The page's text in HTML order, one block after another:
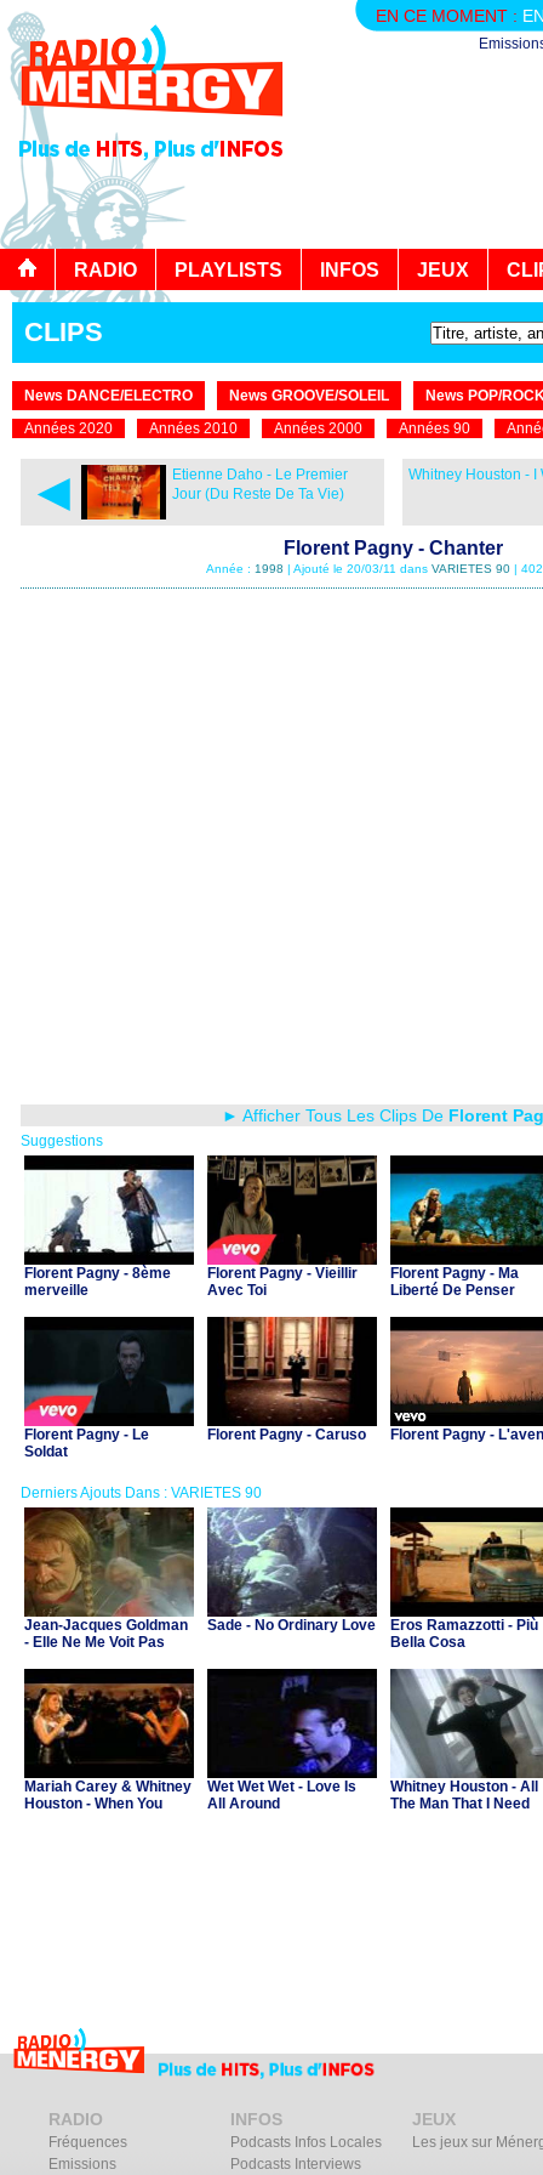
EN CE MOMENT :
RADIO PLAYLISTS INFOS JEUX
CLIPS
News DANCE/ELECTRO News GROOVE/SOLEIL
News POP/
Années 2020
Années 2010 Années 2000 Années 90
◄
Etienne Daho - Le Premier
Jour (Du Reste De Ta Vie)
Whitney Houston - I
Florent Pagny - Chanter
Année : 1998 | Ajouté le 20/03/11 dans VARIETES 90 |
► Afficher Tous Les Clips De Florent
Suggestions
Florent Pagny - 8ème
merveille
Florent Pagny - Vieillir
Avec Toi
Florent Pagny - Ma
Liberté De Penser
Florent Pagny - Le
Soldat
Florent Pagny - Caruso Florent Pagny -
Derniers Ajouts Dans : VARIETES 90
Jean-Jacques Goldman
- Elle Ne Me Voit Pas
Sade - No Ordinary Love
Eros Ramazzotti - Più
Bella Cosa
Mariah Carey & Whitney
Houston - When You
Wet Wet Wet - Love Is
All Around
Whitney Houston - All
The Man That I Need
RADIO
Fréquences
Emissions
INFOS
Podcasts Infos Locales
Podcasts Interviews
JEUX
Les jeux sur